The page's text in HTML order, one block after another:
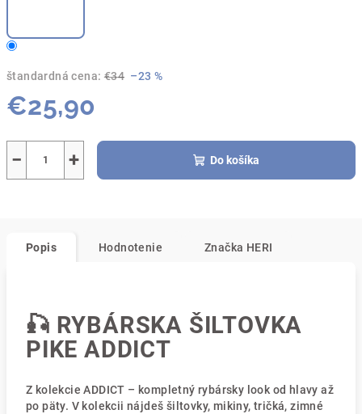
štandardná cena: €34 –23 %
€25,90
+
− Do košíka
Popis Hodnotenie Značka HERI
🎣 RYBÁRSKA ŠILTOVKA
PIKE ADDICT
Z kolekcie ADDICT – kompletný rybársky look od hlavy až
po päty. V kolekcii nájdeš šiltovky, mikiny, tričká, zimné